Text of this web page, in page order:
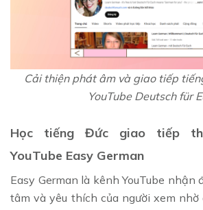
Cải thiện phát âm và giao tiếp
YouTube Deutsch für
Học tiếng Đức giao tiếp
YouTube Easy German
Easy German là kênh YouTube nhận
tâm và yêu thích của người xem